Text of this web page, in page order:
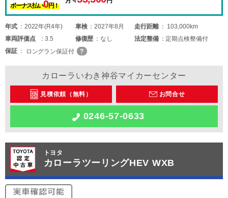
ボーナス払い0円！
年式 2022年(R4年) 車検 2027年8月 走行距離
103,000km
車両評価点 3.5 修復歴 なし 法定整備
定期点検整備付
保証
ロングラン保証付
カローラいわき神谷マイカーセンター
見積依頼（無料） お問合せ
0246-57-0633
トヨタ
カローラツーリングHEV WXB